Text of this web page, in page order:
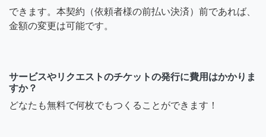
できます。本契約（依頼者様の前払い決済）前であれば、
金額の変更は可能です。
サービスやリクエストのチケットの発行に費用はかかりま
すか？
どなたも無料で何枚でもつくることができます！